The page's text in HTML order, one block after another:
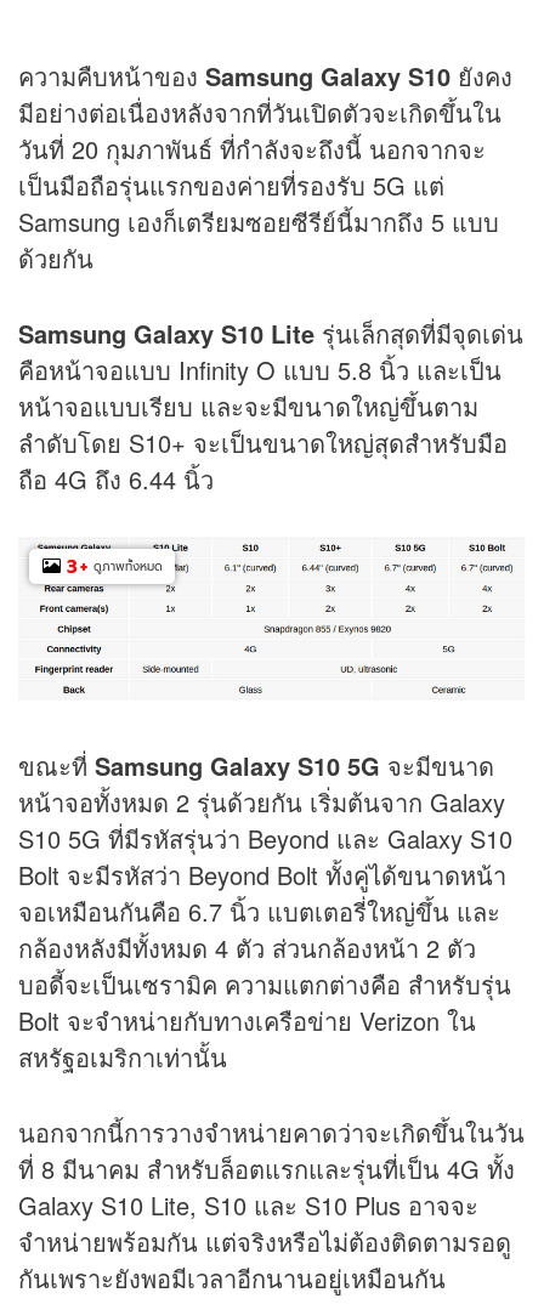
ความคืบหน้าของ Samsung Galaxy S10 ยังคง
มีอย่างต่อเนื่องหลังจากที่วันเปิดตัวจะเกิดขึ้นใน
วันที่ 20 กุมภาพันธ์ ที่กำลังจะถึงนี้ นอกจากจะ
เป็นมือถือรุ่นแรกของค่ายที่รองรับ 5G แต่
Samsung เองก็เตรียมซอยซีรีย์นี้มากถึง 5 แบบ
ด้วยกัน
Samsung Galaxy S10 Lite รุ่นเล็กสุดที่มีจุดเด่น
คือหน้าจอแบบ Infinity O แบบ 5.8 นิ้ว และเป็น
หน้าจอแบบเรียบ และจะมีขนาดใหญ่ขึ้นตาม
ลำดับโดย S10+ จะเป็นขนาดใหญ่สุดสำหรับมือ
ถือ 4G ถึง 6.44 นิ้ว
3+ ดูภาพทั้งหมด
ขณะที่ Samsung Galaxy S10 5G จะมีขนาด
หน้าจอทั้งหมด 2 รุ่นด้วยกัน เริ่มต้นจาก Galaxy
S10 5G ที่มีรหัสรุ่นว่า Beyond และ Galaxy S10
Bolt จะมีรหัสว่า Beyond Bolt ทั้งคู่ได้ขนาดหน้า
จอเหมือนกันคือ 6.7 นิ้ว แบตเตอรี่ใหญ่ขึ้น และ
กล้องหลังมีทั้งหมด 4 ตัว ส่วนกล้องหน้า 2 ตัว
บอดี้จะเป็นเซรามิค ความแตกต่างคือ สำหรับรุ่น
Bolt จะจำหน่ายกับทางเครือข่าย Verizon ใน
สหรัฐอเมริกาเท่านั้น
นอกจากนี้การวางจำหน่ายคาดว่าจะเกิดขึ้นในวัน
ที่ 8 มีนาคม สำหรับล็อตแรกและรุ่นที่เป็น 4G ทั้ง
Galaxy S10 Lite, S10 และ S10 Plus อาจจะ
จำหน่ายพร้อมกัน แต่จริงหรือไม่ต้องติดตามรอดู
กันเพราะยังพอมีเวลาอีกนานอยู่เหมือนกัน